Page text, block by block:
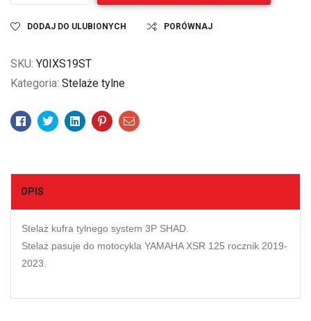
DODAJ DO ULUBIONYCH PORÓWNAJ
SKU: Y0IXS19ST
Kategoria: Stelaże tylne
Facebook
TwitterLinkedinPinterestEmail
OPIS
Stelaż kufra tylnego system 3P SHAD.
Stelaż pasuje do motocykla YAMAHA XSR 125 rocznik 2019-
2023